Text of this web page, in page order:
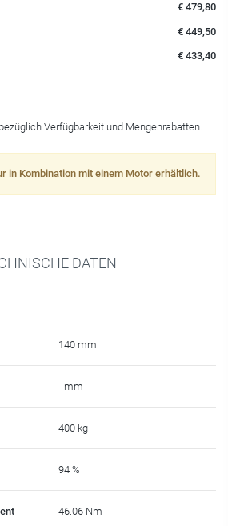
€ 479,80
€ 449,50
€ 433,40
bezüglich Verfügbarkeit und Mengenrabatten.
in Kombination mit einem Motor erhältlich.
DATEN
140 mm
- mm
400 kg
94 %
46.06 Nm